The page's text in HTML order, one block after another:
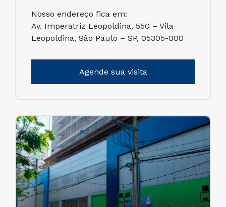
Nosso endereço fica em:
Av. Imperatriz Leopoldina, 550 – Vila
Leopoldina, São Paulo – SP, 05305-000
Agende sua visita